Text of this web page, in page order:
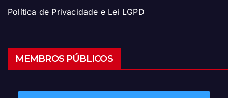
Política de Privacidade e Lei LGPD
MEMBROS PÚBLICOS